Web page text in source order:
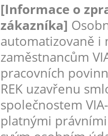
[Informace o
zákazníka]
automatizovaně i
zaměstnancům
pracovních
REK uzavřenu
společnostem
platnými